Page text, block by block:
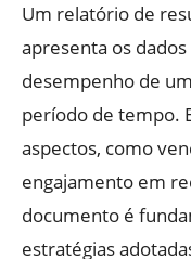
Um relatório de
apresenta os
desempenho de
período de tempo.
aspectos, como
engajamento em
documento é
estratégias